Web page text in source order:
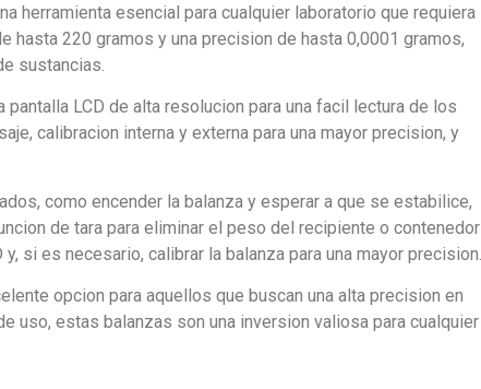
herramienta esencial para cualquier laboratorio que requiera
220 gramos y una precision de hasta 0,0001 gramos,
sustancias.
LCD de alta resolucion para una facil lectura de los
calibracion interna y externa para una mayor precision, y
como encender la balanza y esperar a que se estabilice,
de tara para eliminar el peso del recipiente o contenedor
si es necesario, calibrar la balanza para una mayor precision.
opcion para aquellos que buscan una alta precision en
uso, estas balanzas son una inversion valiosa para cualquier